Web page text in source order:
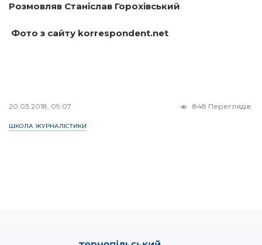
Розмовляв Станіслав Горохівський
Фото з сайту korrespondent.net
20.03.2018, 09:07 848 Переглядів
ШКОЛА ЖУРНАЛІСТИКИ